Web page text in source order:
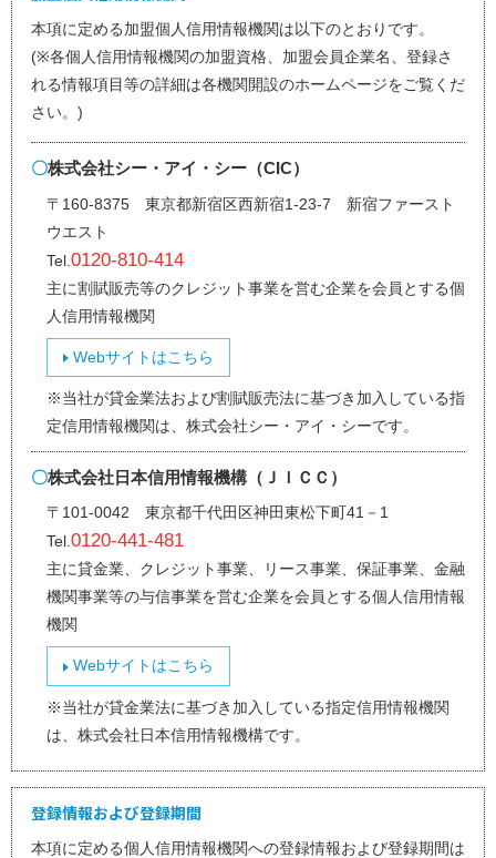
グ
イ
ン・
録
本項に定める加盟個人信用情報機関は以下のとおりです。
(※各個人信用情報機関の加盟資格、加盟会員企業名、登録さ
れる情報項目等の詳細は各機関開設のホームページをご覧くだ
さい。)
株式会社シー・アイ・シー（CIC）
〒160-8375 東京都新宿区西新宿1-23-7 新宿ファースト
ウエスト
0120-810-414
主に割賦販売等のクレジット事業を営む企業を会員とする個
人信用情報機関
Webサイトはこちら
※当社が貸金業法および割賦販売法に基づき加入している指
定信用情報機関は、株式会社シー・アイ・シーです。
株式会社日本信用情報機構（ＪＩＣＣ）
〒101-0042 東京都千代田区神田東松下町41－1
0120-441-481
主に貸金業、クレジット事業、リース事業、保証事業、金融
機関事業等の与信事業を営む企業を会員とする個人信用情報
機関
Webサイトはこちら
※当社が貸金業法に基づき加入している指定信用情報機関
は、株式会社日本信用情報機構です。
登録情報および登録期間
本項に定める個人信用情報機関への登録情報および登録期間は